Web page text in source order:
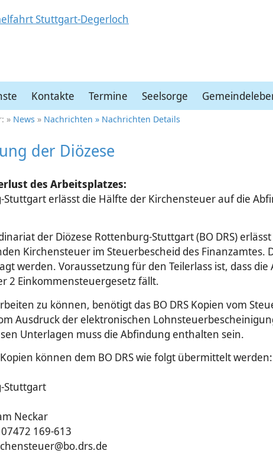
Kontakte Termine Seelsorge
News Nachrichten Nachrichten Details
der Diözese
des Arbeitsplatzes:
Stuttgart erlässt die Hälfte der Kirchensteuer auf die
der Diözese Rottenburg-Stuttgart (BO DRS)
Kirchensteuer im Steuerbescheid des Finanzamtes.
werden. Voraussetzung für den Teilerlass ist, dass
2 Einkommensteuergesetz fällt.
zu können, benötigt das BO DRS Kopien vom
Ausdruck der elektronischen
Unterlagen muss die Abfindung enthalten sein.
können dem BO DRS wie folgt übermittelt werden:
Stuttgart
Neckar
169-613